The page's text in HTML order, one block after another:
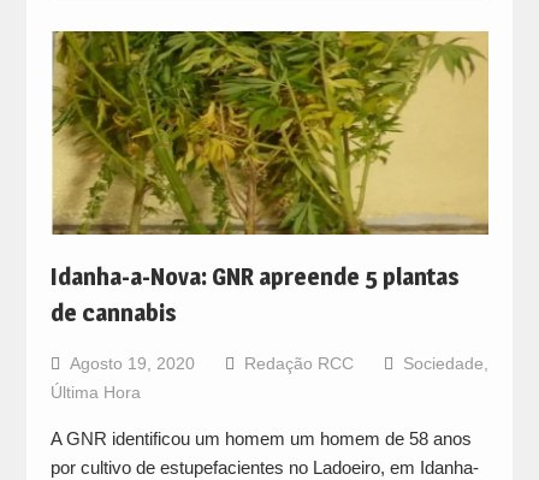
Idanha-a-Nova: GNR apreende 5 plantas
de cannabis
Agosto 19, 2020 Redação RCC Sociedade,
Última Hora
A GNR identificou um homem um homem de 58 anos
por cultivo de estupefacientes no Ladoeiro, em Idanha-